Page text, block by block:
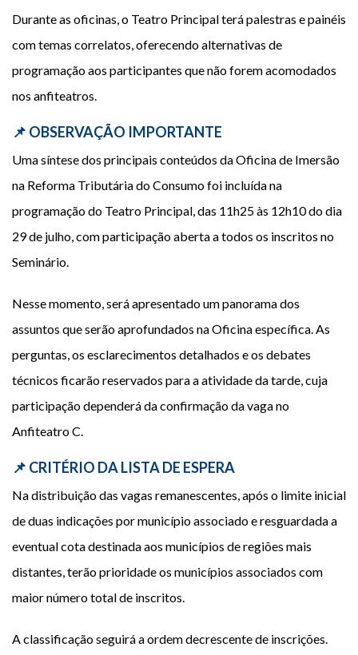
Durante as oficinas, o Teatro Principal terá palestras e painéis
com temas correlatos, oferecendo alternativas de
programação aos participantes que não forem acomodados
nos anfiteatros.
📌 OBSERVAÇÃO IMPORTANTE
Uma síntese dos principais conteúdos da Oficina de Imersão
na Reforma Tributária do Consumo foi incluída na
programação do Teatro Principal, das 11h25 às 12h10 do dia
29 de julho, com participação aberta a todos os inscritos no
Seminário.
Nesse momento, será apresentado um panorama dos
assuntos que serão aprofundados na Oficina específica. As
perguntas, os esclarecimentos detalhados e os debates
técnicos ficarão reservados para a atividade da tarde, cuja
participação dependerá da confirmação da vaga no
Anfiteatro C.
📌 CRITÉRIO DA LISTA DE ESPERA
Na distribuição das vagas remanescentes, após o limite inicial
de duas indicações por município associado e resguardada a
eventual cota destinada aos municípios de regiões mais
distantes, terão prioridade os municípios associados com
maior número total de inscritos.
A classificação seguirá a ordem decrescente de inscrições.